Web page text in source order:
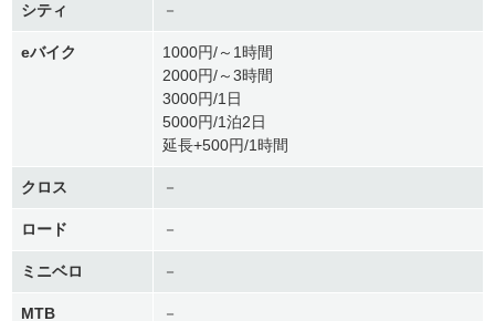
シティ －
eバイク
1000円/～1時間
2000円/～3時間
3000円/1日
5000円/1泊2日
延長+500円/1時間
クロス －
ロード －
ミニベロ －
MTB －